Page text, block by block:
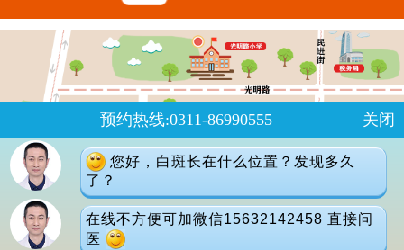
预约热线:0311-86990555 关闭
您好，白斑长在什么位置？发现多久
了？
在线不方便可加微信15632142458 直接问
医